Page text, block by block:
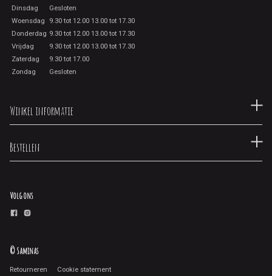
Dinsdag
Gesloten
Woensdag
9.30 tot 12.00 13.00 tot 17.30
Donderdag 9.30 tot 12.00 13.00 tot 17.30
Vrijdag
9.30 tot 12.00 13.00 tot 17.30
Zaterdag
9.30 tot 17.00
Zondag
Gesloten
Winkel informatie
Bestellen
Volg ons
© Saminas
Retourneren Cookie statement